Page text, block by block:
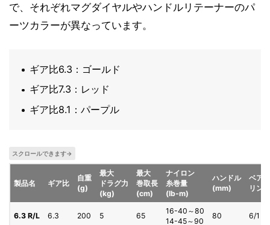
で、それぞれマグダイヤルやハンドルリテーナーのパ
ーツカラーが異なっています。
ギア比6.3：ゴールド
ギア比7.3：レッド
ギア比8.1：パープル
製品名 ギア比
自重
(g)
最大
ドラグ力
(kg)
最大
巻取長
(cm)
ナイロン
糸巻量
(lb-m)
ハンドル
(mm)
ベア
リン
6.3 R/L 6.3 200 5 65
16-40～80
14-45～90
80 6/1